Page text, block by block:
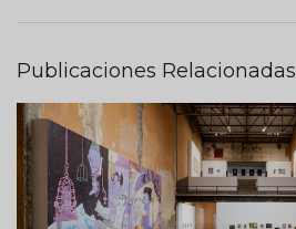
Publicaciones Relacionadas